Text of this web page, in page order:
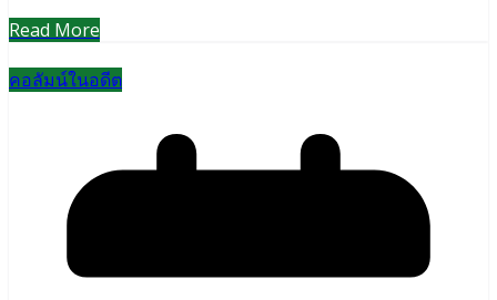
Read More
คอลัมน์ในอดีต